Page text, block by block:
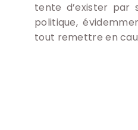
tente d’exister par
politique,
tout remettre en